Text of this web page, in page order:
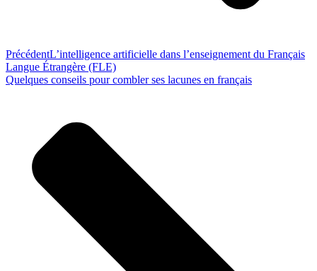
PrécédentL’intelligence artificielle dans l’enseignement du Français
Langue Étrangère (FLE)
Quelques conseils pour combler ses lacunes en français